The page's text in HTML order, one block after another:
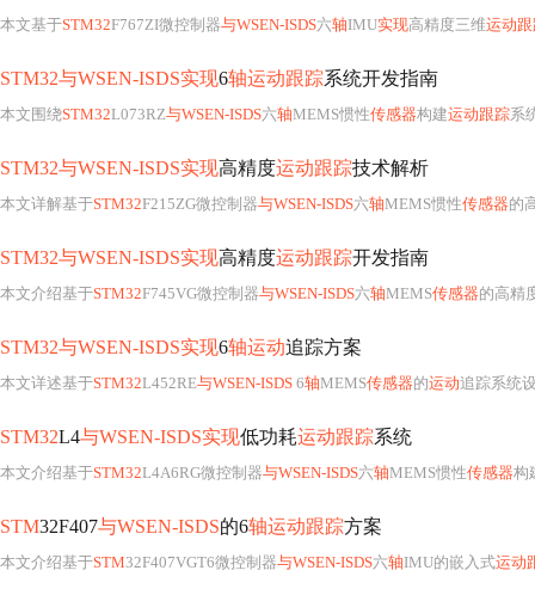
本文基于STM32F767ZI微控制器与WSEN-ISDS六轴IMU实现高精度三维运动
STM32与WSEN-ISDS实现6轴运动跟踪系统开发指南
本文围绕STM32L073RZ与WSEN-ISDS六轴MEMS惯性传感器构建运动跟踪系统
STM32与WSEN-ISDS实现高精度运动跟踪技术解析
本文详解基于STM32F215ZG微控制器与WSEN-ISDS六轴MEMS惯性传感器的
STM32与WSEN-ISDS实现高精度运动跟踪开发指南
本文介绍基于STM32F745VG微控制器与WSEN-ISDS六轴MEMS传感器的高精
STM32与WSEN-ISDS实现6轴运动追踪方案
本文详述基于STM32L452RE与WSEN-ISDS 6轴MEMS传感器的运动追踪系统设计，涵盖
STM32L4与WSEN-ISDS实现低功耗运动跟踪系统
本文介绍基于STM32L4A6RG微控制器与WSEN-ISDS六轴MEMS惯性传感器构
STM32F407与WSEN-ISDS的6轴运动跟踪方案
本文介绍基于STM32F407VGT6微控制器与WSEN-ISDS六轴IMU的嵌入式运动